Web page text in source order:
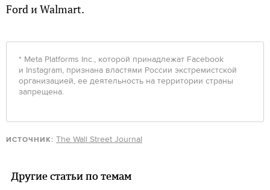
Ford и Walmart.
* Meta Platforms Inc., которой принадлежат Facebook
и Instagram, признана властями России экстремистской
организацией, ее деятельность на территории страны
запрещена.
ИСТОЧНИК: The Wall Street Journal
Другие статьи по темам